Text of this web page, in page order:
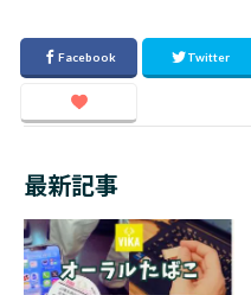
最新記事